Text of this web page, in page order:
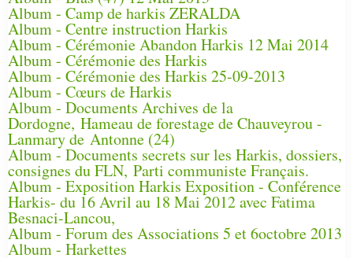
Album - Camp de harkis ZERALDA
Album - Centre instruction Harkis
Album - Cérémonie Abandon Harkis 12 Mai 2014
Album - Cérémonie des Harkis
Album - Cérémonie des Harkis 25-09-2013
Album - Cœurs de Harkis
Album - Documents Archives de la
Dordogne, Hameau de forestage de Chauveyrou -
Lanmary de Antonne (24)
Album - Documents secrets sur les Harkis, dossiers,
consignes du FLN, Parti communiste Français.
Album - Exposition Harkis Exposition - Conférence
Harkis- du 16 Avril au 18 Mai 2012 avec Fatima
Besnaci-Lancou,
Album - Forum des Associations 5 et 6octobre 2013
Album - Harkettes